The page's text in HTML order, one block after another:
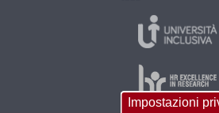
Impostazioni